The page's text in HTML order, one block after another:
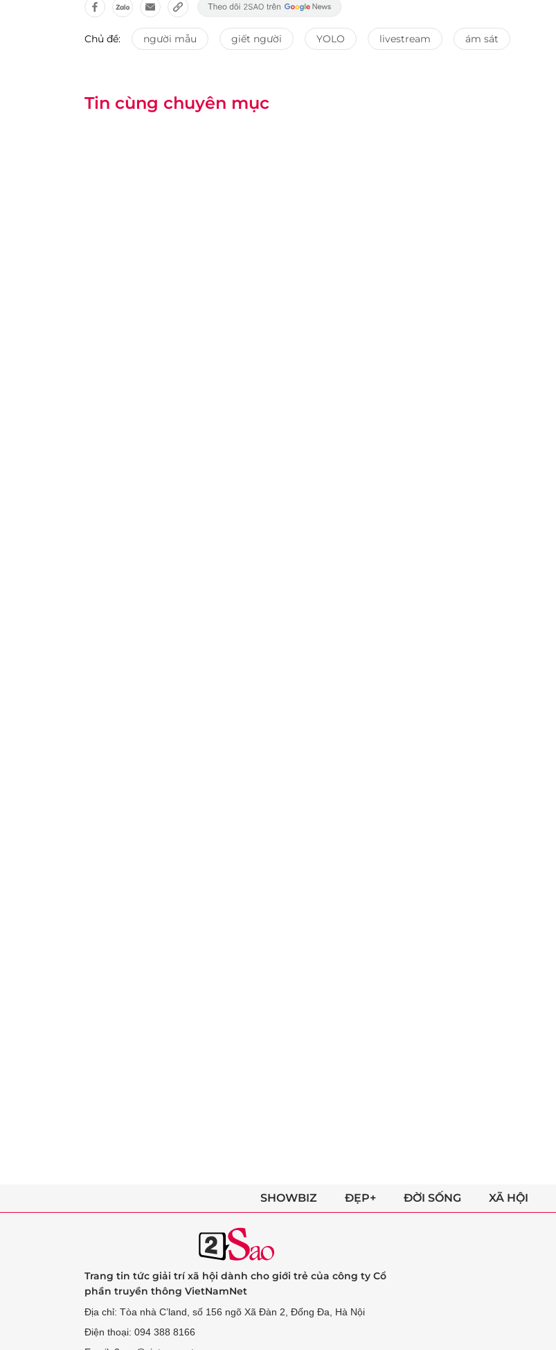
Chủ đề: người mẫu giết người YOLO livestream ám sát
Tin cùng chuyên mục
SHOWBIZ ĐẸP+ ĐỜI SỐNG XÃ HỘI
Trang tin tức giải trí xã hội dành cho giới trẻ của công ty Cổ
phần truyền thông VietNamNet
Địa chỉ: Tòa nhà C’land, số 156 ngõ Xã Đàn 2, Đống Đa, Hà Nội
Điện thoại: 094 388 8166